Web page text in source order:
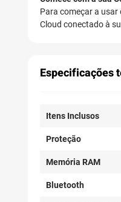
Para começar a usar
Cloud conectado à
Especificações
Itens Inclusos
Proteção
Memória RAM
Bluetooth